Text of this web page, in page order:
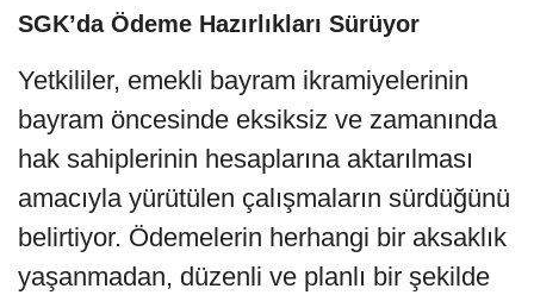
SGK’da Ödeme Hazırlıkları Sürüyor
Yetkililer, emekli bayram ikramiyelerinin
bayram öncesinde eksiksiz ve zamanında
hak sahiplerinin hesaplarına aktarılması
amacıyla yürütülen çalışmaların sürdüğünü
belirtiyor. Ödemelerin herhangi bir aksaklık
yaşanmadan, düzenli ve planlı bir şekilde